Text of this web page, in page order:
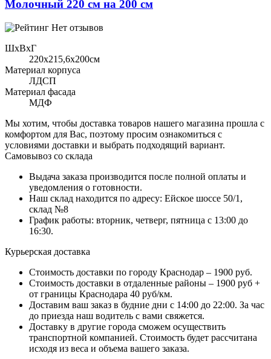
Молочный 220 см на 200 см
Нет отзывов
ШхВхГ
220x215,6х200см
Материал корпуса
ЛДСП
Материал фасада
МДФ
Мы хотим, чтобы доставка товаров нашего магазина прошла с
комфортом для Вас, поэтому просим ознакомиться с
условиями доставки и выбрать подходящий вариант.
Самовывоз со склада
Выдача заказа производится после полной оплаты и
уведомления о готовности.
Наш склад находится по адресу: Ейское шоссе 50/1,
склад №8
График работы: вторник, четверг, пятница с 13:00 до
16:30.
Курьерская доставка
Стоимость доставки по городу Краснодар – 1900 руб.
Стоимость доставки в отдаленные районы – 1900 руб +
от границы Краснодара 40 руб/км.
Доставим ваш заказ в будние дни с 14:00 до 22:00. За час
до приезда наш водитель с вами свяжется.
Доставку в другие города сможем осуществить
транспортной компанией. Стоимость будет рассчитана
исходя из веса и объема вашего заказа.